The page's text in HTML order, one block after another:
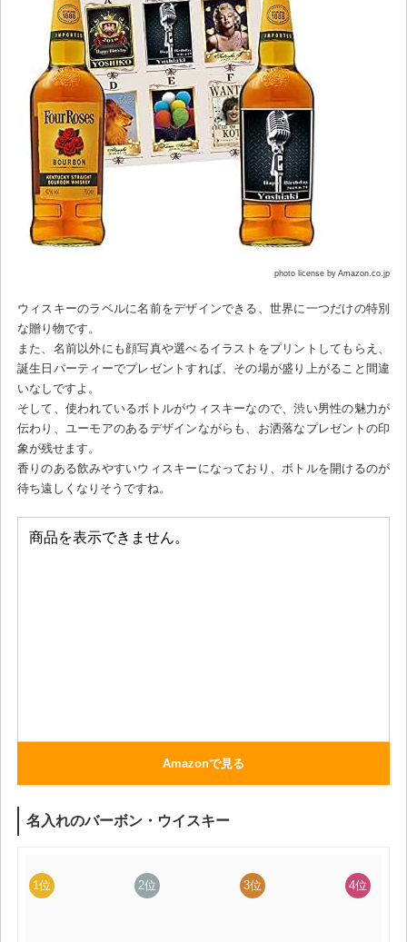
photo license by Amazon.co.jp
ウィスキーのラベルに名前をデザインできる、世界に一つだけの特別
な贈り物です。
また、名前以外にも顔写真や選べるイラストをプリントしてもらえ、
誕生日パーティーでプレゼントすれば、その場が盛り上がること間違
いなしですよ。
そして、使われているボトルがウィスキーなので、渋い男性の魅力が
伝わり、ユーモアのあるデザインながらも、お洒落なプレゼントの印
象が残せます。
香りのある飲みやすいウィスキーになっており、ボトルを開けるのが
待ち遠しくなりそうですね。
Amazonで見る